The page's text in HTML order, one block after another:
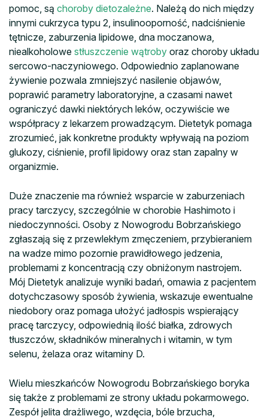
pomoc, są choroby dietozależne. Należą do nich między
innymi cukrzyca typu 2, insulinooporność, nadciśnienie
tętnicze, zaburzenia lipidowe, dna moczanowa,
niealkoholowe stłuszczenie wątroby oraz choroby układu
sercowo-naczyniowego. Odpowiednio zaplanowane
żywienie pozwala zmniejszyć nasilenie objawów,
poprawić parametry laboratoryjne, a czasami nawet
ograniczyć dawki niektórych leków, oczywiście we
współpracy z lekarzem prowadzącym. Dietetyk pomaga
zrozumieć, jak konkretne produkty wpływają na poziom
glukozy, ciśnienie, profil lipidowy oraz stan zapalny w
organizmie.
Duże znaczenie ma również wsparcie w zaburzeniach
pracy tarczycy, szczególnie w chorobie Hashimoto i
niedoczynności. Osoby z Nowogrodu Bobrzańskiego
zgłaszają się z przewlekłym zmęczeniem, przybieraniem
na wadze mimo pozornie prawidłowego jedzenia,
problemami z koncentracją czy obniżonym nastrojem.
Mój Dietetyk analizuje wyniki badań, omawia z pacjentem
dotychczasowy sposób żywienia, wskazuje ewentualne
niedobory oraz pomaga ułożyć jadłospis wspierający
pracę tarczycy, odpowiednią ilość białka, zdrowych
tłuszczów, składników mineralnych i witamin, w tym
selenu, żelaza oraz witaminy D.
Wielu mieszkańców Nowogrodu Bobrzańskiego boryka
się także z problemami ze strony układu pokarmowego.
Zespół jelita drażliwego, wzdęcia, bóle brzucha,